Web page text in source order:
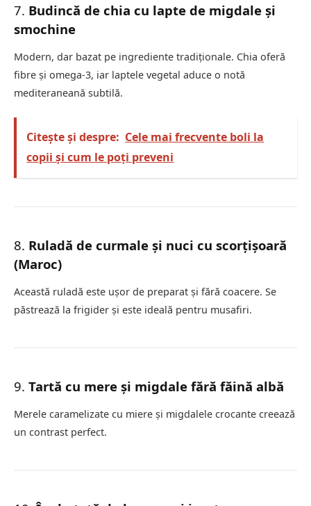
7. Budincă de chia cu lapte de migdale și
smochine
Modern, dar bazat pe ingrediente tradiționale. Chia oferă
fibre și omega-3, iar laptele vegetal aduce o notă
mediteraneană subtilă.
Citește și despre: Cele mai frecvente boli la
copii și cum le poți preveni
8. Ruladă de curmale și nuci cu scorțișoară
(Maroc)
Această ruladă este ușor de preparat și fără coacere. Se
păstrează la frigider și este ideală pentru musafiri.
9. Tartă cu mere și migdale fără făină albă
Merele caramelizate cu miere și migdalele crocante creează
un contrast perfect.